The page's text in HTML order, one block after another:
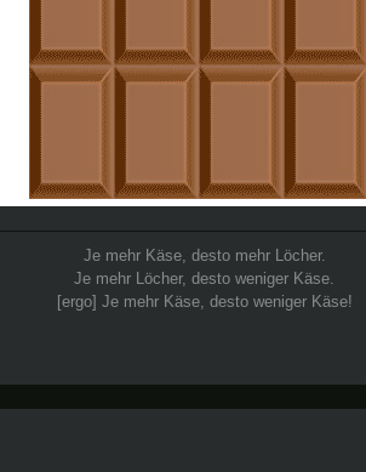
Je mehr Käse, desto mehr Löcher.
Je mehr Löcher, desto weniger Käse.
[ergo] Je mehr Käse, desto weniger Käse!